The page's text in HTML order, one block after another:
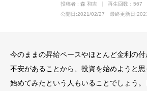
投稿者 : 森 和吉
再生回数：567
公開日:2021/02/27 最終更新日
今のままの昇給ペースやほとんど金利の
不安があることから、投資を始めようと
始めてみたという人もいることでしょう